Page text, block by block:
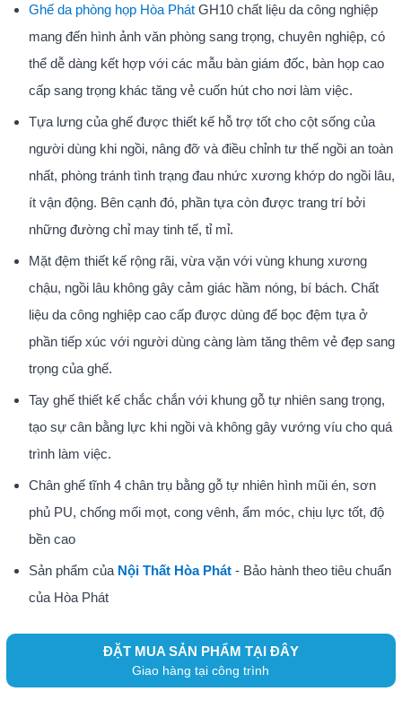
Ghế da phòng họp Hòa PhátGH10 chất liệu da công nghiệp
mang đến hình ảnh văn phòng sang trọng, chuyên nghiệp, có
thể dễ dàng kết hợp với các mẫu bàn giám đốc, bàn họp cao
cấp sang trọng khác tăng vẻ cuốn hút cho nơi làm việc.
Tựa lưng của ghế được thiết kế hỗ trợ tốt cho cột sống của
người dùng khi ngồi, nâng đỡ và điều chỉnh tư thế ngồi an toàn
nhất, phòng tránh tình trạng đau nhức xương khớp do ngồi lâu,
ít vận động. Bên cạnh đó, phần tựa còn được trang trí bởi
những đường chỉ may tinh tế, tỉ mỉ.
Mặt đệm thiết kế rộng rãi, vừa vặn với vùng khung xương
chậu, ngồi lâu không gây cảm giác hầm nóng, bí bách. Chất
liệu da công nghiệp cao cấp được dùng để bọc đệm tựa ở
phần tiếp xúc với người dùng càng làm tăng thêm vẻ đẹp sang
trọng của ghế.
Tay ghế thiết kế chắc chắn với khung gỗ tự nhiên sang trọng,
tạo sự cân bằng lực khi ngồi và không gây vướng víu cho quá
trình làm việc.
Chân ghế tĩnh 4 chân trụ bằng gỗ tự nhiên hình mũi én, sơn
phủ PU, chống mối mọt, cong vênh, ẩm móc, chịu lực tốt, độ
bền cao
Sản phẩm của Nội Thất Hòa Phát- Bảo hành theo tiêu chuẩn
của Hòa Phát
ĐẶT MUA SẢN PHẨM TẠI ĐÂY
Giao hàng tại công trình